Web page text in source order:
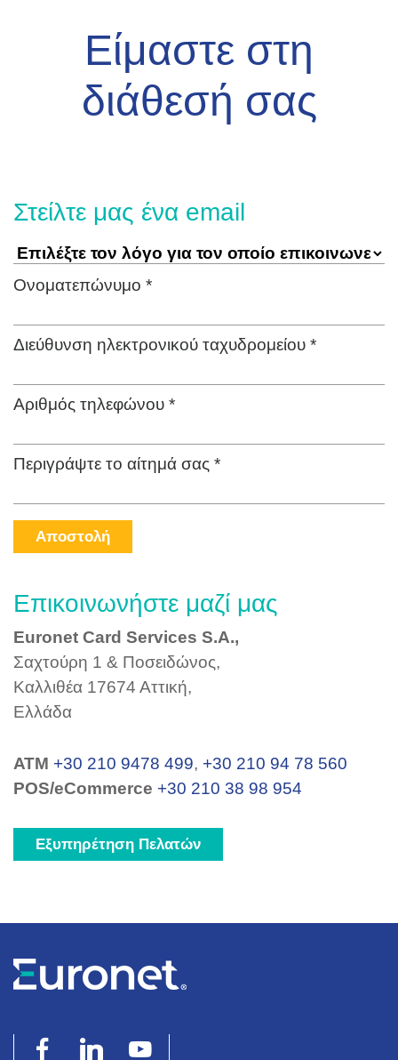
Είμαστε στη
διάθεσή σας
Στείλτε μας ένα email
Ονοματεπώνυμο *
Διεύθυνση ηλεκτρονικού ταχυδρομείου *
Αριθμός τηλεφώνου *
Περιγράψτε το αίτημά σας *
Αποστολή
Επικοινωνήστε μαζί μας
Euronet Card Services S.A.,
Σαχτούρη 1 & Ποσειδώνος,
Καλλιθέα 17674 Αττική,
Ελλάδα
ΑΤΜ +30 210 9478 499, +30 210 94 78 560
POS/eCommerce +30 210 38 98 954
Εξυπηρέτηση Πελατών